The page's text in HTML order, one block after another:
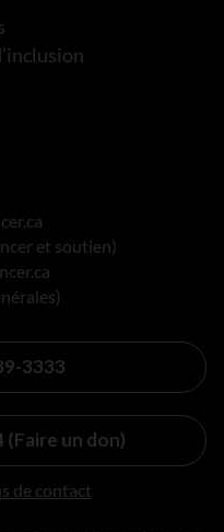
et soutien)
3333
(Faire un don)
de contact